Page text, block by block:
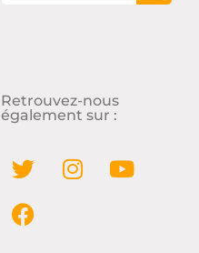
Retrouvez-nous
également sur :